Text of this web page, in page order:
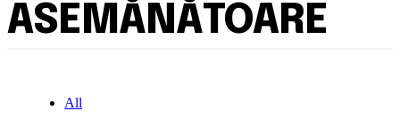
ASEMĂNĂTOARE
All